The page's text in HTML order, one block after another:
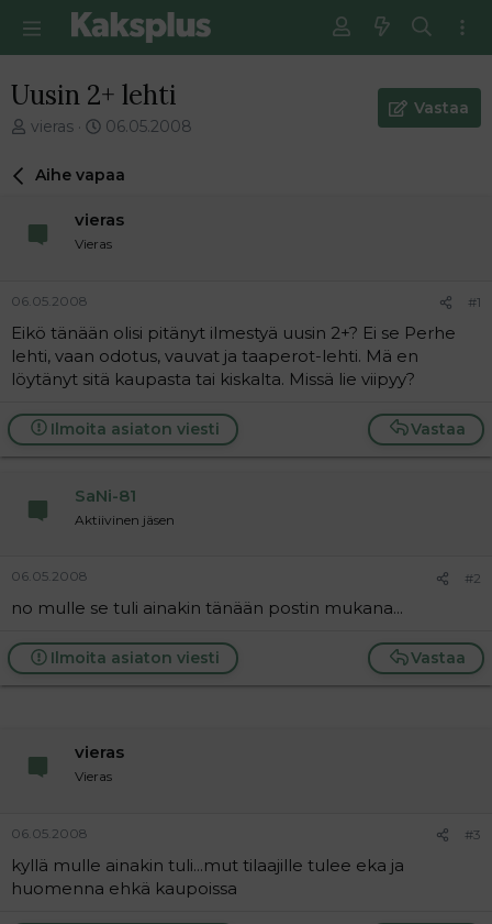
Uusin 2+ lehti
V
e
i
t
u
n
a
o
i
t
a
j
vieras
E
s
m
ä
n
v
i
s
t
i
06.05.2008
Vastaa
Aihe vapaa
vieras
Vieras
06.05.2008 #1
Eikö tänään olisi pitänyt ilmestyä uusin 2+? Ei se Perhe
lehti, vaan odotus, vauvat ja taaperot-lehti. Mä en
löytänyt sitä kaupasta tai kiskalta. Missä lie viipyy?
Vastaa
Ilmoita asiaton viesti
SaNi-81
Aktiivinen jäsen
06.05.2008 #2
no mulle se tuli ainakin tänään postin mukana...
Vastaa
Ilmoita asiaton viesti
vieras
Vieras
06.05.2008 #3
kyllä mulle ainakin tuli...mut tilaajille tulee eka ja
huomenna ehkä kaupoissa